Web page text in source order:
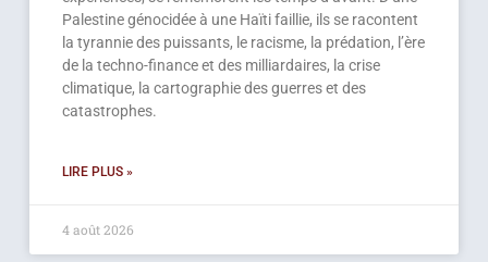
Palestine génocidée à une Haïti faillie, ils se racontent
la tyrannie des puissants, le racisme, la prédation, l’ère
de la techno-finance et des milliardaires, la crise
climatique, la cartographie des guerres et des
catastrophes.
LIRE PLUS »
4 août 2026